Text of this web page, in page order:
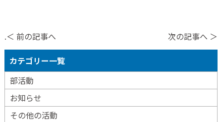
.＜ 前の記事へ 次の記事へ ＞
カテゴリー一覧
部活動
お知らせ
その他の活動